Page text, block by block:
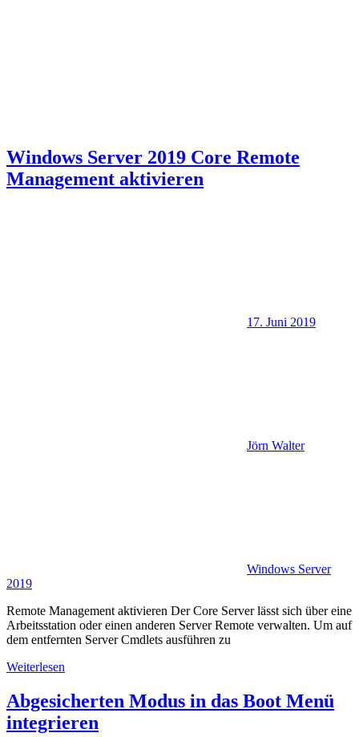
Windows Server 2019 Core Remote
Management aktivieren
17. Juni 2019
Jörn Walter
Windows Server
2019
Remote Management aktivieren Der Core Server lässt sich über eine
Arbeitsstation oder einen anderen Server Remote verwalten. Um auf
dem entfernten Server Cmdlets ausführen zu
Weiterlesen
Abgesicherten Modus in das Boot Menü
integrieren